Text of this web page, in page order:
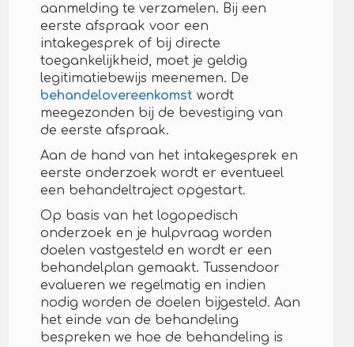
aanmelding te verzamelen. Bij een
eerste afspraak voor een
intakegesprek of bij directe
toegankelijkheid, moet je geldig
legitimatiebewijs meenemen. De
behandelovereenkomst wordt
meegezonden bij de bevestiging van
de eerste afspraak.
Aan de hand van het intakegesprek en
eerste onderzoek wordt er eventueel
een behandeltraject opgestart.
Op basis van het logopedisch
onderzoek en je hulpvraag worden
doelen vastgesteld en wordt er een
behandelplan gemaakt. Tussendoor
evalueren we regelmatig en indien
nodig worden de doelen bijgesteld. Aan
het einde van de behandeling
bespreken we hoe de behandeling is